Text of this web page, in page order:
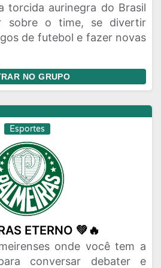
torcida aurinegra do Brasil
sobre o time, se divertir
de futebol e fazer novas
NO GRUPO
Esportes
ETERNO 💚🔥
onde você tem a
conversar debater e